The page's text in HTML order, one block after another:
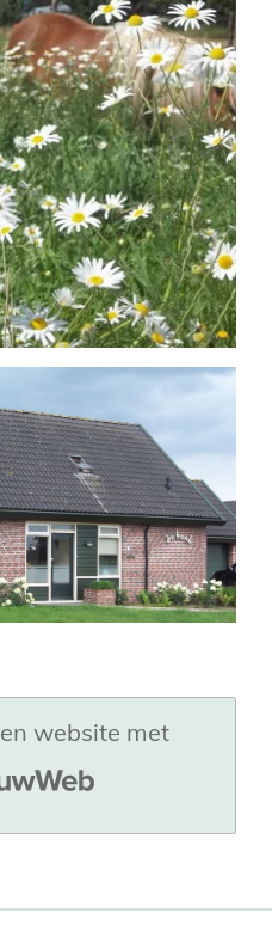
website met